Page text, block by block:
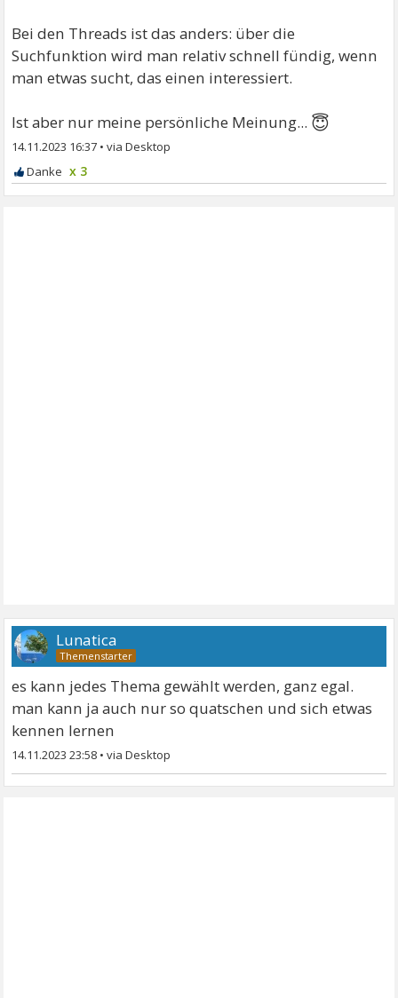
Bei den Threads ist das anders: über die
Suchfunktion wird man relativ schnell fündig, wenn
man etwas sucht, das einen interessiert.
Ist aber nur meine persönliche Meinung... 😇
14.11.2023 16:37 •
x 3
Lunatica
es kann jedes Thema gewählt werden, ganz egal.
man kann ja auch nur so quatschen und sich etwas
kennen lernen
14.11.2023 23:58 •